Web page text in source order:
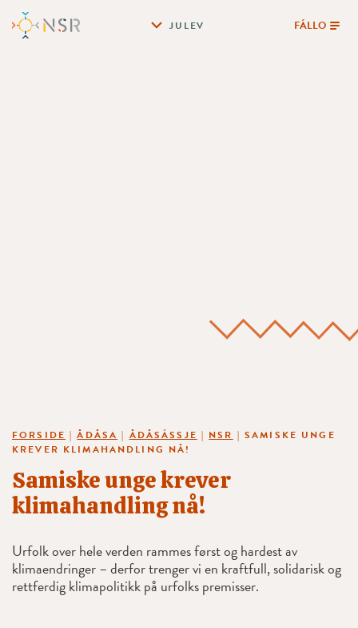
JULEV FÁLLO
FORSIDE |ÅDÅSA | ÅDÅSÁSSJE | NSR |SAMISKE UNGE
KREVER KLIMAHANDLING NÅ!
Samiske unge krever
klimahandling nå!
Urfolk over hele verden rammes først og hardest av
klimaendringer – derfor trenger vi en kraftfull, solidarisk og
rettferdig klimapolitikk på urfolks premisser.